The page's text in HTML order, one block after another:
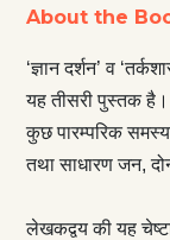
About the
‘ज्ञान दर्शन’ व
यह तीसरी पुस्तक है।
कुछ पारम्परिक
तथा साधारण जन,
लेखकद्वय की यह